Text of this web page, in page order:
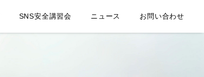
SNS安全講習会 ニュース お問い合わせ